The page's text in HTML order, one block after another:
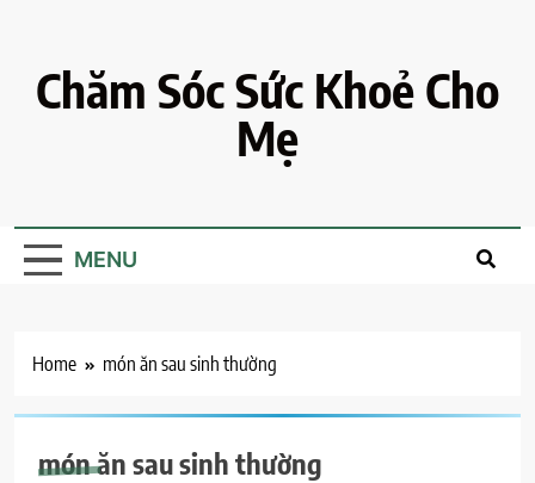
contentChăm Sóc Sức Khoẻ Cho
Mẹ
MENU
Home món ăn sau sinh thường
món ăn sau sinh thường